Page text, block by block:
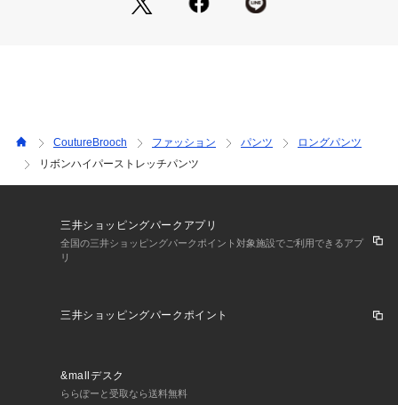
CoutureBrooch ファッション パンツ
ロングパンツ
リボンハイパーストレッチパンツ
三井ショッピングパークアプリ
全国の三井ショッピングパークポイント対象施設でご利用できるアプ
リ
三井ショッピングパークポイント
&mallデスク
ららぽーと受取なら送料無料